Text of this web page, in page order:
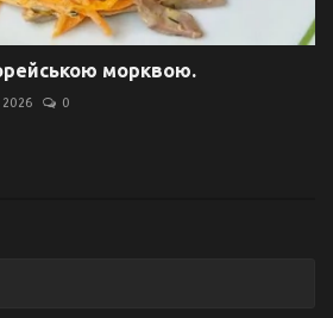
морквою.
2026 0